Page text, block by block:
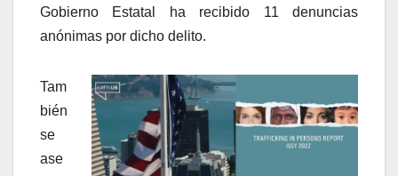
Gobierno Estatal ha recibido 11 denuncias
anónimas por dicho delito.
Tam
bién
se
ase